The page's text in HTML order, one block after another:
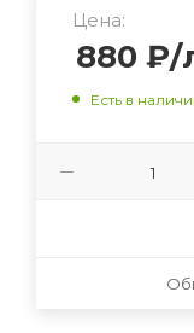
Цена:
880 ₽/
Есть в